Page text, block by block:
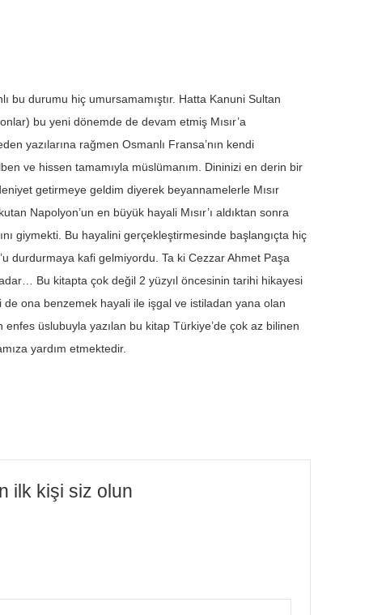
bu durumu hiç umursamamıştır. Hatta Kanuni Sultan
bu yeni dönemde de devam etmiş Mısır’a
yazılarına rağmen Osmanlı Fransa’nın kendi
ve hissen tamamıyla müslümanım. Dininizi en derin bir
getirmeye geldim diyerek beyannamelerle Mısır
Napolyon’un en büyük hayali Mısır’ı aldıktan sonra
giymekti. Bu hayalini gerçekleştirmesinde başlangıçta hiç
durdurmaya kafi gelmiyordu. Ta ki Cezzar Ahmet Paşa
Bu kitapta çok değil 2 yüzyıl öncesinin tarihi hikayesi
de ona benzemek hayali ile işgal ve istiladan yana olan
üslubuyla yazılan bu kitap Türkiye’de çok az bilinen
yardım etmektedir.
ilk kişi siz olun